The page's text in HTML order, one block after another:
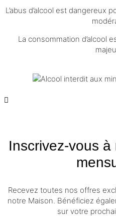
L’abus d’alcool est dangereux
La consommation d’alcool
Inscrivez-vous
Recevez toutes nos offres
notre Maison. Bénéficiez
sur votre